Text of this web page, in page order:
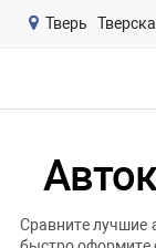
Тверь
Сравните лучшие